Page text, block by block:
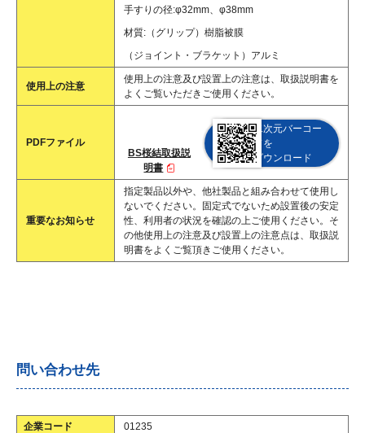
手すりの径:φ32mm、φ38mm
材質:（グリップ）樹脂被膜
（ジョイント・ブラケット）アルミ
使用上の注意
使用上の注意及び設置上の注意は、取扱説明書を
よくご覧いただきご使用ください。
PDFファイル
BS桜結取扱説
明書
二次元バーコー
ドを
ダウンロード
重要なお知らせ
指定製品以外や、他社製品と組み合わせて使用し
ないでください。固定式でないため設置後の安定
性、利用者の状況を確認の上ご使用ください。そ
の他使用上の注意及び設置上の注意点は、取扱説
明書をよくご覧頂きご使用ください。
問い合わせ先
企業コード 01235